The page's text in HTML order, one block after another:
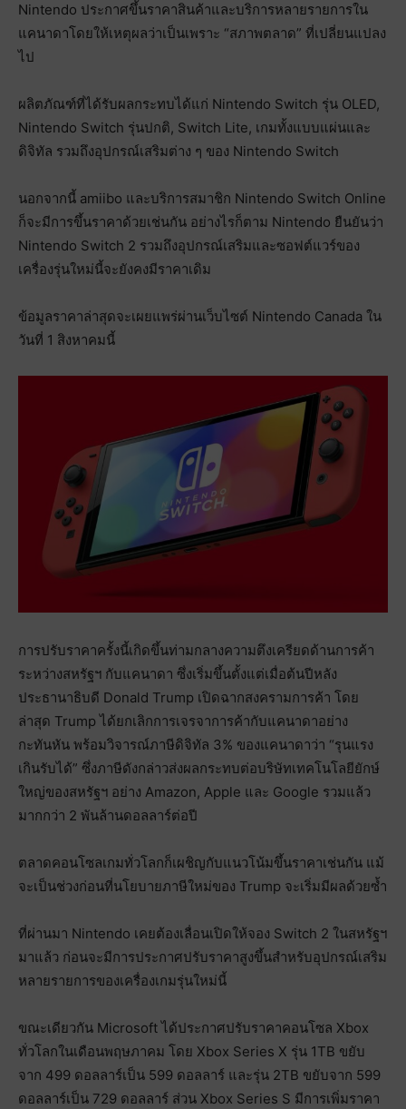
Nintendo ประกาศขึ้นราคาสินค้าและบริการหลายรายการใน
แคนาดาโดยให้เหตุผลว่าเป็นเพราะ “สภาพตลาด” ที่เปลี่ยนแปลง
ไป
ผลิตภัณฑ์ที่ได้รับผลกระทบได้แก่ Nintendo Switch รุ่น OLED,
Nintendo Switch รุ่นปกติ, Switch Lite, เกมทั้งแบบแผ่นและ
ดิจิทัล รวมถึงอุปกรณ์เสริมต่าง ๆ ของ Nintendo Switch
นอกจากนี้ amiibo และบริการสมาชิก Nintendo Switch Online
ก็จะมีการขึ้นราคาด้วยเช่นกัน อย่างไรก็ตาม Nintendo ยืนยันว่า
Nintendo Switch 2 รวมถึงอุปกรณ์เสริมและซอฟต์แวร์ของ
เครื่องรุ่นใหม่นี้จะยังคงมีราคาเดิม
ข้อมูลราคาล่าสุดจะเผยแพร่ผ่านเว็บไซต์ Nintendo Canada ใน
วันที่ 1 สิงหาคมนี้
การปรับราคาครั้งนี้เกิดขึ้นท่ามกลางความตึงเครียดด้านการค้า
ระหว่างสหรัฐฯ กับแคนาดา ซึ่งเริ่มขึ้นตั้งแต่เมื่อต้นปีหลัง
ประธานาธิบดี Donald Trump เปิดฉากสงครามการค้า โดย
ล่าสุด Trump ได้ยกเลิกการเจรจาการค้ากับแคนาดาอย่าง
กะทันหัน พร้อมวิจารณ์ภาษีดิจิทัล 3% ของแคนาดาว่า “รุนแรง
เกินรับได้” ซึ่งภาษีดังกล่าวส่งผลกระทบต่อบริษัทเทคโนโลยียักษ์
ใหญ่ของสหรัฐฯ อย่าง Amazon, Apple และ Google รวมแล้ว
มากกว่า 2 พันล้านดอลลาร์ต่อปี
ตลาดคอนโซลเกมทั่วโลกก็เผชิญกับแนวโน้มขึ้นราคาเช่นกัน แม้
จะเป็นช่วงก่อนที่นโยบายภาษีใหม่ของ Trump จะเริ่มมีผลด้วยซ้ำ
ที่ผ่านมา Nintendo เคยต้องเลื่อนเปิดให้จอง Switch 2 ในสหรัฐฯ
มาแล้ว ก่อนจะมีการประกาศปรับราคาสูงขึ้นสำหรับอุปกรณ์เสริม
หลายรายการของเครื่องเกมรุ่นใหม่นี้
ขณะเดียวกัน Microsoft ได้ประกาศปรับราคาคอนโซล Xbox
ทั่วโลกในเดือนพฤษภาคม โดย Xbox Series X รุ่น 1TB ขยับ
จาก 499 ดอลลาร์เป็น 599 ดอลลาร์ และรุ่น 2TB ขยับจาก 599
ดอลลาร์เป็น 729 ดอลลาร์ ส่วน Xbox Series S มีการเพิ่มราคา